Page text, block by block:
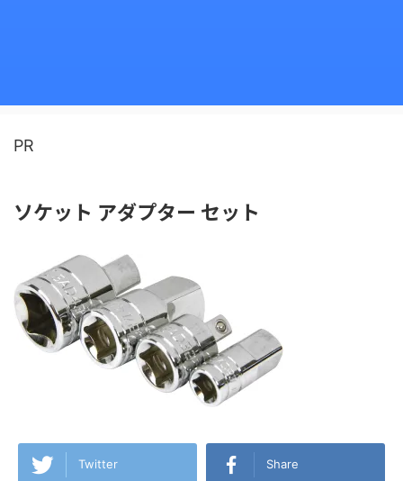
PR
ソケット アダプター セット
Twitter Share